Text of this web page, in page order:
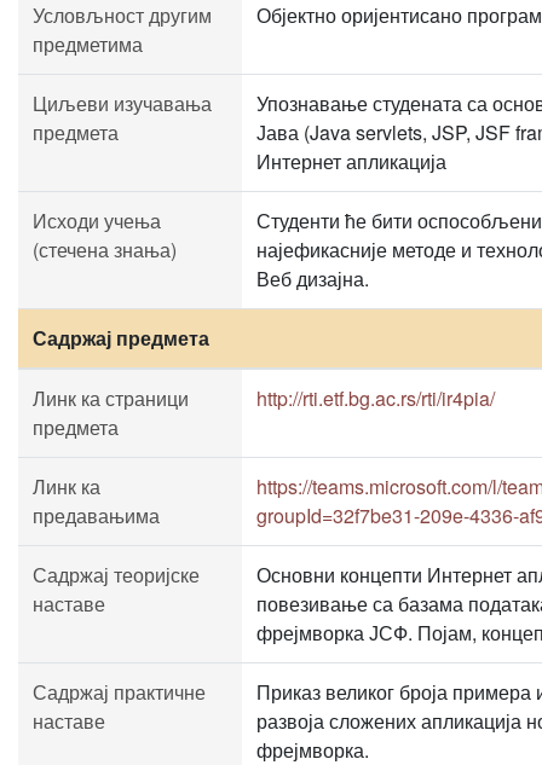
Условљност другим
предметима
Објектно оријентисaно
Циљеви изучавања
предмета
Упознавање студената са
Јава (Java servlets, JSP, JSF
Интернет апликација
Исходи учења
(стечена знања)
Студенти ће бити оспособљени
најефикасније методе и
Веб дизајна.
Садржај предмета
Линк ка страници
предмета
http://rti.etf.bg.ac.rs/rti/ir4pia/
Линк ка
предавањима
https://teams.microsoft.com/l/
groupId=32f7be31-209e-4336-
Садржај теоријске
наставе
Основни концепти Интернет
повезивање са базама
фрејмворка ЈСФ. Појам,
Садржај практичне
наставе
Приказ великог броја
развоја сложених апликација
фрејмворка.